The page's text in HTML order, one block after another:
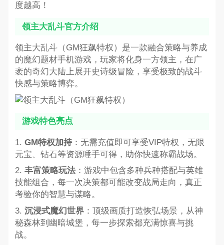
度越高！
领主大乱斗官方介绍
领主大乱斗（GM狂飙特权）是一款融合策略与养成
的魔幻题材手机游戏，玩家将化身一方领主，在广
袤的奇幻大陆上展开史诗级冒险，享受极致的战斗
快感与策略博弈。
游戏特色亮点
1. GM特权加持：无需充值即可享受VIP特权，无限
元宝、钻石等资源唾手可得，助你快速称霸战场。
2. 丰富策略玩法：游戏中包含多种兵种搭配与英雄
技能组合，每一次决策都可能改变战局走向，真正
考验你的智慧与谋略。
3. 沉浸式魔幻世界：顶级画质打造恢弘场景，从神
秘森林到幽暗城堡，每一步探索都充满惊喜与挑
战。